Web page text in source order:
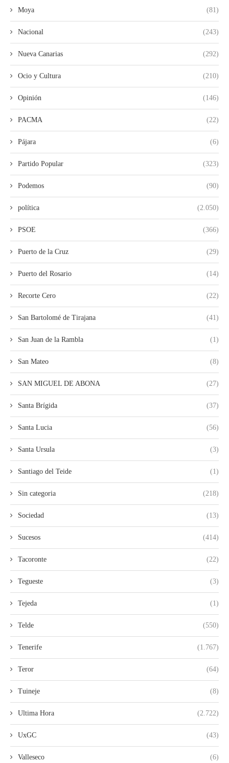
Moya (81)
Nacional (243)
Nueva Canarias (292)
Ocio y Cultura (210)
Opinión (146)
PACMA (22)
Pájara (6)
Partido Popular (323)
Podemos (90)
política (2.050)
PSOE (366)
Puerto de la Cruz (29)
Puerto del Rosario (14)
Recorte Cero (22)
San Bartolomé de Tirajana (41)
San Juan de la Rambla (1)
San Mateo (8)
SAN MIGUEL DE ABONA (27)
Santa Brígida (37)
Santa Lucia (56)
Santa Ursula (3)
Santiago del Teide (1)
Sin categoria (218)
Sociedad (13)
Sucesos (414)
Tacoronte (22)
Tegueste (3)
Tejeda (1)
Telde (550)
Tenerife (1.767)
Teror (64)
Tuineje (8)
Ultima Hora (2.722)
UxGC (43)
Valleseco (6)